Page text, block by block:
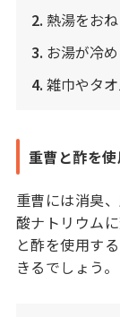
2. 熱湯をお
3. お湯が冷
4. 雑巾やタ
重曹と酢を
重曹には消臭
酸ナトリウム
と酢を使用す
きるでしょう。